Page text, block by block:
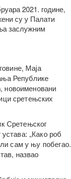
2021. године,
су у Палати
заслужним
Маја
Републике
новоименовани
сретењских
Сретењског
„Како роб
сам у њу побегао.
назвао